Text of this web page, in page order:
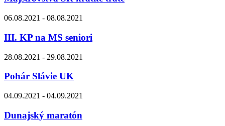
06.08.2021 - 08.08.2021
III. KP na MS seniori
28.08.2021 - 29.08.2021
Pohár Slávie UK
04.09.2021 - 04.09.2021
Dunajský maratón